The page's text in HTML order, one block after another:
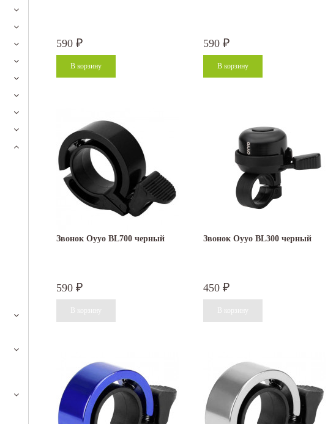
590 ₽ 590 ₽
Звонок Oyyo BL700 черный
590 ₽
Звонок Oyyo BL300 черный
450 ₽